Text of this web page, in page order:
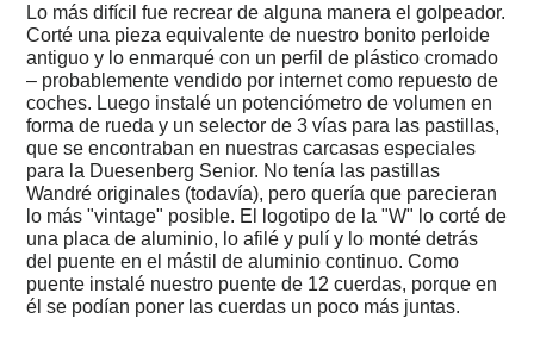
2019
-
David
Hollestelle
(guitarrista
de
Herman
Brood)
2015
-
Fin
de
una
amistad
vieja
Lo más difícil fue recrear de alguna manera el golpeador.
Corté una pieza equivalente de nuestro bonito perloide
antiguo y lo enmarqué con un perfil de plástico cromado
– probablemente vendido por internet como repuesto de
coches. Luego instalé un potenciómetro de volumen en
forma de rueda y un selector de 3 vías para las pastillas,
que se encontraban en nuestras carcasas especiales
para la Duesenberg Senior. No tenía las pastillas
Wandré originales (todavía), pero quería que parecieran
lo más "vintage" posible. El logotipo de la "W" lo corté de
una placa de aluminio, lo afilé y pulí y lo monté detrás
del puente en el mástil de aluminio continuo. Como
puente instalé nuestro puente de 12 cuerdas, porque en
él se podían poner las cuerdas un poco más juntas.